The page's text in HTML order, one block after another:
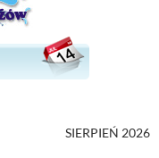
SIERPIEŃ 2026